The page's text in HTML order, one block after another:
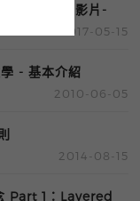
千部高CP質影片-
2017-05-15
- 基本介紹
2010-06-05
2014-08-15
Part 1：Layered